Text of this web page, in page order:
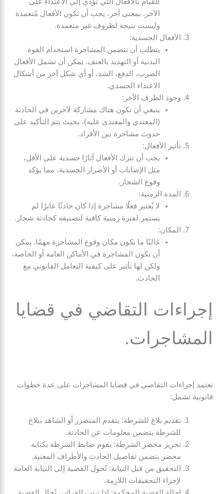
للقيام بالأفعال التي تؤدي إلى الاعتداء على
الآخر. بمعنى آخر، يجب أن تكون الأفعال مُتعمدة
وليست نتيجة لظروف غير متعمدة.
الأفعال الجسدية:
يتطلب أن تتضمن المشاجرة استخدام القوة
البدنية أو التهديد بالعنف. يمكن أن تشمل الأفعال
الضرب، الدفع، الشد، أو أي شكل آخر من أشكال
الاعتداء الجسدي.
وجود الطرف الآخر:
ينبغي أن تكون هناك مشاركة لآخرين في الحادثة
(المعتدي والمعتدى عليه)، بحيث يتم التأكيد على
حدوث مشاجرة بين الأفراد.
تأثير الأفعال:
يجب أن تترك الأفعال آثارًا جسدية على الأقل،
مثل الإصابات أو الأضرار الجسدية، مما يؤكد
وقوع الشجار.
المدة الزمنية:
لا يُعتبر فعلًا مشاجرة إذا كان حادثًا عابرًا لم
يستمر لفترة زمنية كافية لتصنيفه كحادثة شجار.
المكان:
غالبًا ما يكون مكان وقوع المشاجرة مهمًا. يمكن
أن تكون المشاجرة في الأماكن العامة أو الخاصة،
ولكن لها تأثير على كيفية التعامل القانوني مع
الحادث.
إجراءات التقاضي في قضايا
المشاجرات.
تعتمد إجراءات التقاضي في قضايا المشاجرات على عدة خطوات
قانونية تشمل:
تقديم بلاغ للشرطة: يتقدم المتضرر أو الشاهد ببلاغ
للشرطة يتضمن معلومات عن الحادثة.
تحرير محضر الشرطة: يقوم ضابط الشرطة بكتابة
محضر يتضمن تفاصيل الحادث والأطراف المعنية.
التحقيق من قبل النيابة: تُحول القضية إلى النيابة العامة
لإجراء التحقيقات اللازمة.